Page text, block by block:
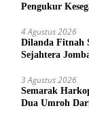
Pengukur
4 Agustus 2026
Dilanda Fitnah
Sejahtera
3 Agustus 2026
Semarak
Dua Umroh